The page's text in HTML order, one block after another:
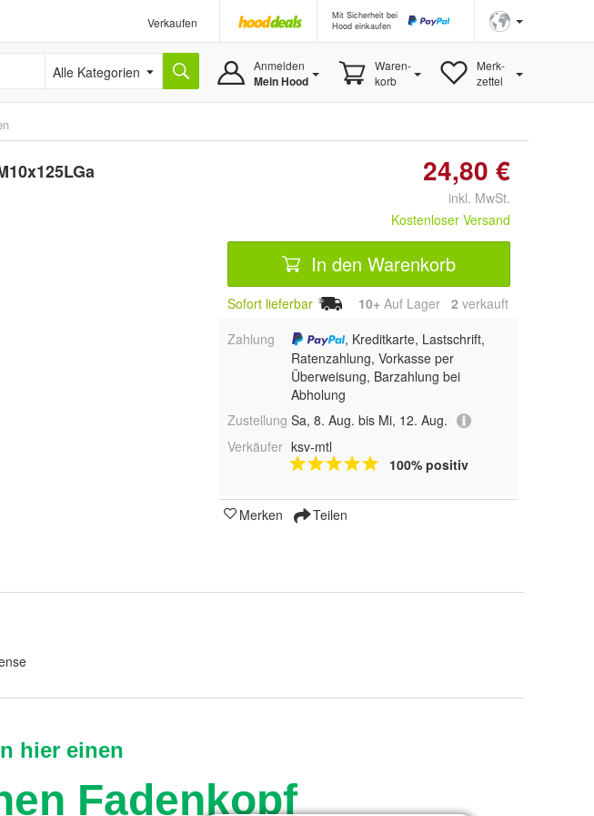
Verkaufen
Mit Sicherheit bei
Hood einkaufen
Alle Kategorien Anmelden
Mein Hood
Waren-
korb
Merk-
zettel
24,80 €
inkl. MwSt.
Kostenloser Versand
In den Warenkorb
Sofort lieferbar 10+ Auf Lager 2 verkauft
Zahlung
, Kreditkarte, Lastschrift,
Ratenzahlung, Vorkasse per
Überweisung, Barzahlung bei
Abholung
Zustellung Sa, 8. Aug. bis Mi, 12. Aug.
Verkäufer ksv-mtl
100% positiv
Merken Teilen